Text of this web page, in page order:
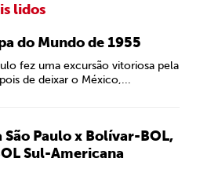
lidos
do Mundo de 1955
fez uma excursão vitoriosa pela
de deixar o México,...
São Paulo x Bolívar-BOL,
Sul-Americana